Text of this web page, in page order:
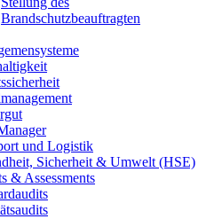
Brandschutzbeauftragten
und Logistik
Sicherheit & Umwelt (HSE)
& Assessments